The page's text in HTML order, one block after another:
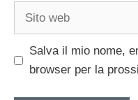
Sito
Salva il mio nome,
browser per la